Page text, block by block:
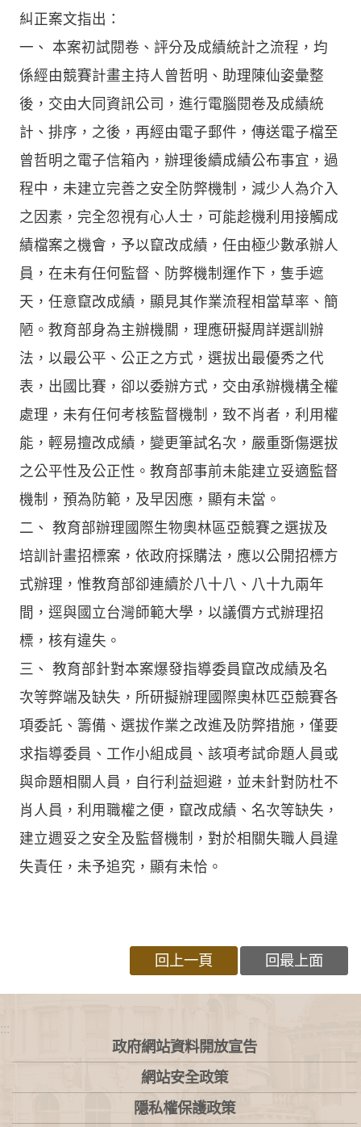
糾正案文指出：
一、 本案初試閱卷、評分及成績統計之流程，均
係經由競賽計畫主持人曾哲明、助理陳仙姿彙整
後，交由大同資訊公司，進行電腦閱卷及成績統
計、排序，之後，再經由電子郵件，傳送電子檔至
曾哲明之電子信箱內，辦理後續成績公布事宜，過
程中，未建立完善之安全防弊機制，減少人為介入
之因素，完全忽視有心人士，可能趁機利用接觸成
績檔案之機會，予以竄改成績，任由極少數承辦人
員，在未有任何監督、防弊機制運作下，隻手遮
天，任意竄改成績，顯見其作業流程相當草率、簡
陋。教育部身為主辦機關，理應研擬周詳選訓辦
法，以最公平、公正之方式，選拔出最優秀之代
表，出國比賽，卻以委辦方式，交由承辦機構全權
處理，未有任何考核監督機制，致不肖者，利用權
能，輕易擅改成績，變更筆試名次，嚴重斲傷選拔
之公平性及公正性。教育部事前未能建立妥適監督
機制，預為防範，及早因應，顯有未當。
二、 教育部辦理國際生物奧林區亞競賽之選拔及
培訓計畫招標案，依政府採購法，應以公開招標方
式辦理，惟教育部卻連續於八十八、八十九兩年
間，逕與國立台灣師範大學，以議價方式辦理招
標，核有違失。
三、 教育部針對本案爆發指導委員竄改成績及名
次等弊端及缺失，所研擬辦理國際奧林匹亞競賽各
項委託、籌備、選拔作業之改進及防弊措施，僅要
求指導委員、工作小組成員、該項考試命題人員或
與命題相關人員，自行利益迴避，並未針對防杜不
肖人員，利用職權之便，竄改成績、名次等缺失，
建立週妥之安全及監督機制，對於相關失職人員違
失責任，未予追究，顯有未恰。
回上一頁 回最上面
:::
政府網站資料開放宣告
網站安全政策
隱私權保護政策